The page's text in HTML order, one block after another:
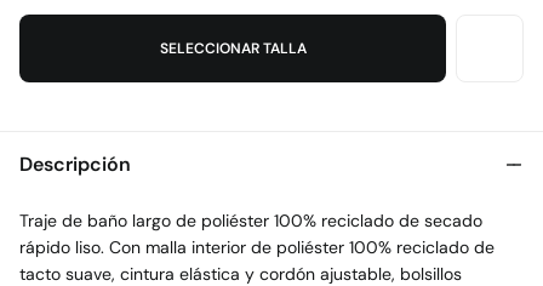
SELECCIONAR TALLA
Descripción
Traje de baño largo de poliéster 100% reciclado de secado
rápido liso. Con malla interior de poliéster 100% reciclado de
tacto suave, cintura elástica y cordón ajustable, bolsillos